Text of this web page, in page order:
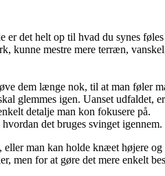
er det helt op til hvad du synes
kunne mestre mere terræn,
dem længe nok, til at man føler
glemmes igen. Uanset udfaldet,
detalje man kon fokusere på.
det bruges svinget igennem.
man kan holde knæet højere og
for at gøre det mere enkelt